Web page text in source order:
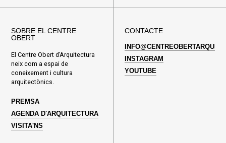
SOBRE EL CENTRE
OBERT
El Centre Obert d’Arquitectura
neix com a espai de
coneixement i cultura
arquitectònics.
PREMSA
AGENDA D'ARQUITECTURA
VISITA'NS
CONTACTE
INSTAGRAM
YOUTUBE